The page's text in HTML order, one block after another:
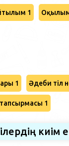
1
1 Әдеби тіл
1
киім